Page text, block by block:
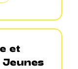
et
Jeunes